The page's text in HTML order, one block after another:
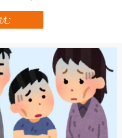
ればするほど女性が自発的
が高まることが示唆され、こ
む